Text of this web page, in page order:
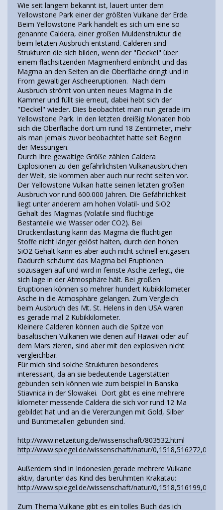
Wie seit langem bekannt ist, lauert unter dem
Yellowstone Park einer der größten Vulkane der Erde.
Beim Yellowstone Park handelt es sich um eine so
genannte Caldera, einer großen Muldenstruktur die
beim letzten Ausbruch entstand. Calderen sind
Strukturen die sich bilden, wenn der "Deckel" über
einem flachsitzenden Magmenherd einbricht und das
Magma an den Seiten an die Oberfläche dringt und in
From gewaltiger Ascheeruptionen. Nach dem
Ausbruch strömt von unten neues Magma in die
Kammer und füllt sie erneut, dabei hebt sich der
"Deckel" wieder. Dies beobachtet man nun gerade im
Yellowstone Park. In den letzten dreißig Monaten hob
sich die Oberfläche dort um rund 18 Zentimeter, mehr
als man jemals zuvor beobachtet hatte seit Beginn
der Messungen.
Durch Ihre gewaltige Größe zählen Caldera
Explosionen zu den gefährlichsten Vulkanausbrüchen
der Welt, sie kommen aber auch nur recht selten vor.
Der Yellowstone Vulkan hatte seinen letzten großen
Ausbruch vor rund 600.000 Jahren. Die Gefährlichkeit
liegt unter anderem am hohen Volatil- und SiO2
Gehalt des Magmas (Volatile sind flüchtige
Bestanteile wie Wasser oder CO2). Bei
Druckentlastung kann das Magma die flüchtigen
Stoffe nicht länger gelöst halten, durch den hohen
SiO2 Gehalt kann es aber auch nicht schnell entgasen.
Dadurch schäumt das Magma bei Eruptionen
sozusagen auf und wird in feinste Asche zerlegt, die
sich lage in der Atmosphäre hält. Bei großen
Eruptionen können so mehrer hundert Kubikkilometer
Asche in die Atmosphäre gelangen. Zum Vergleich:
beim Ausbruch des Mt. St. Helens in den USA waren
es gerade mal 2 Kubikkilometer.
Kleinere Calderen können auch die Spitze von
basaltischen Vulkanen wie denen auf Hawaii oder auf
dem Mars zieren, sind aber mit den explosiven nicht
vergleichbar.
Für mich sind solche Strukturen besonderes
interessant, da an sie bedeutende Lagerstätten
gebunden sein können wie zum beispiel in Banska
Stiavnica in der Slowakei. Dort gibt es eine mehrere
kilometer messende Caldera die sich vor rund 12 Ma
gebildet hat und an die Vererzungen mit Gold, Silber
und Buntmetallen gebunden sind.
http://www.netzeitung.de/wissenschaft/803532.html
http://www.spiegel.de/wissenschaft/natur/
Außerdem sind in Indonesien gerade mehrere Vulkane
aktiv, darunter das Kind des berühmten Krakatau:
http://www.spiegel.de/wissenschaft/natur/
Zum Thema Vulkane gibt es ein tolles Buch das ich